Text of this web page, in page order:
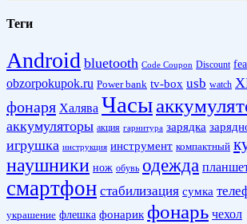
Теги
Android bluetooth Code Coupon Discount
obzorpokupok.ru Power bank tv-box usb watch
фонаря Халява Часы
аккумуляторы акция гарнитура зарядка
игрушка инструкция инструмент компактный
наушники нож обувь одежда
смартфон стабилизация сумка
украшение флешка фонарик фонарь чехол